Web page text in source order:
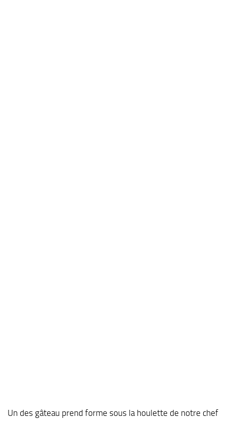
Un des gâteau prend forme sous la houlette de notre chef